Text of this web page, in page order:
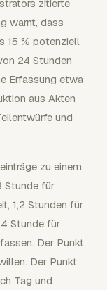
zitierte
warnt, dass
15 % potenziell
24 Stunden
Erfassung etwa
aus Akten
und
zu einem
Stunde für
1,2 Stunden für
Stunde für
Der Punkt
Der Punkt
Tag und